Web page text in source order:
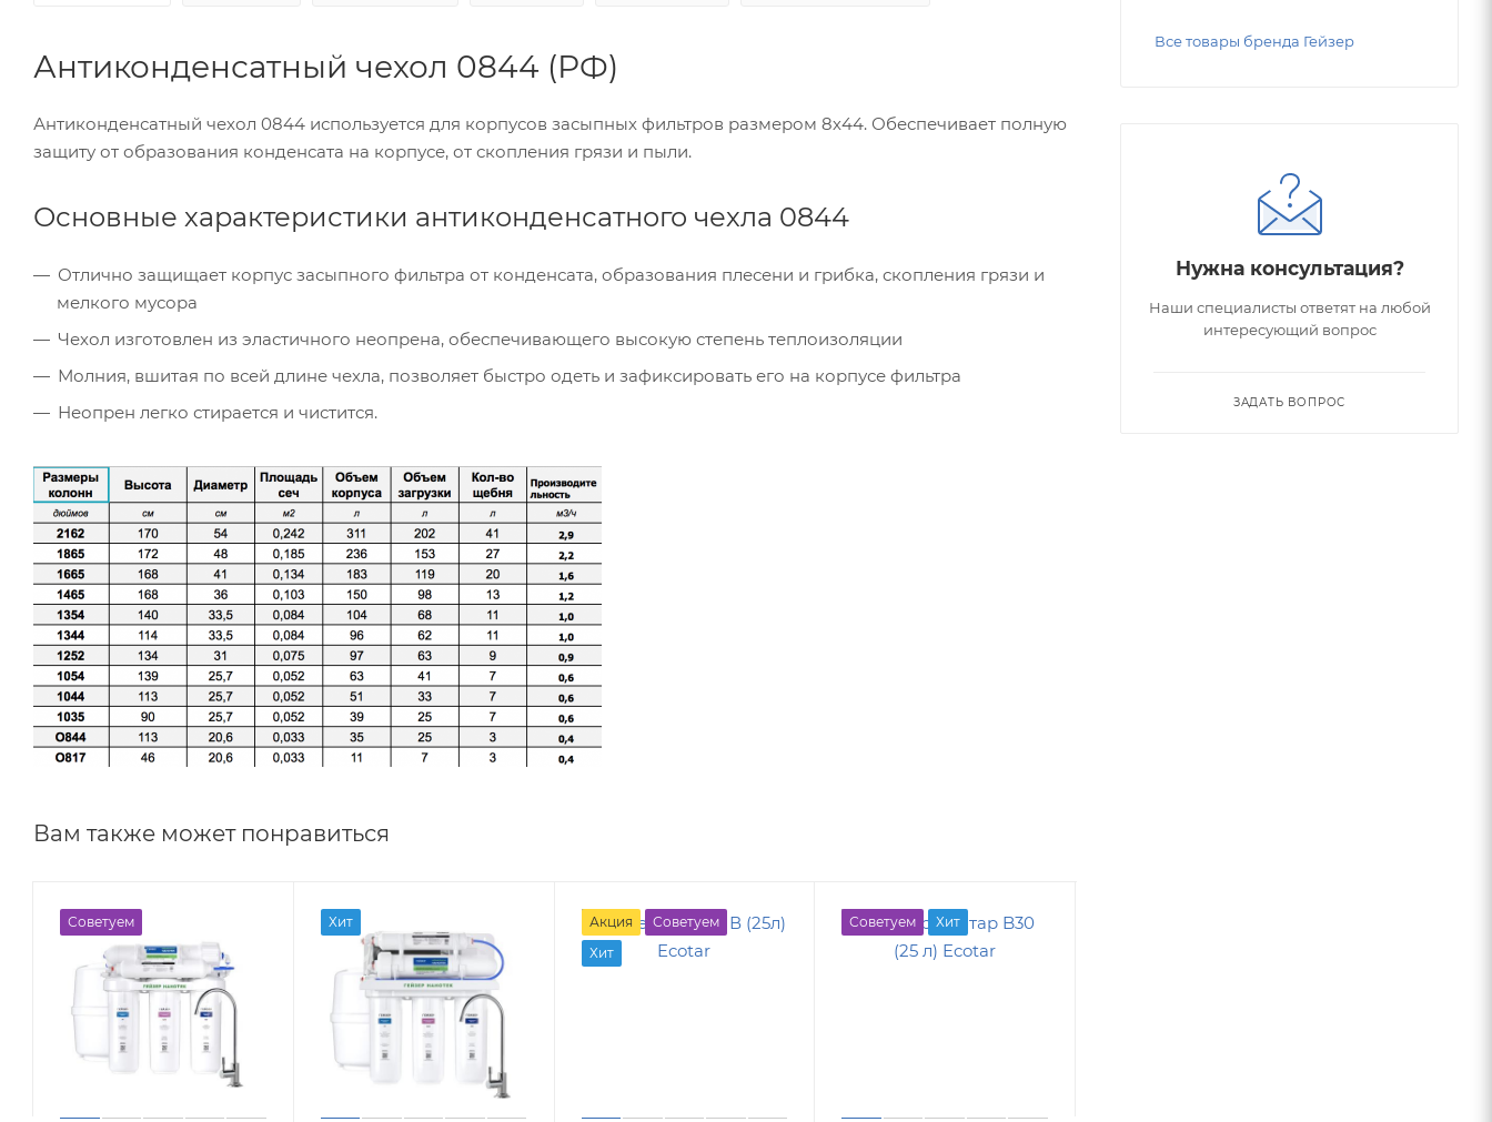
Антиконденсатный чехол 0844 (РФ)
Антиконденсатный чехол 0844 используется для корпусов засыпных фильтров размером 8х44. Обеспечивает полную
защиту от образования конденсата на корпусе, от скопления грязи и пыли.
Основные характеристики антиконденсатного чехла 0844
Отлично защищает корпус засыпного фильтра от конденсата, образования плесени и грибка, скопления грязи и
мелкого мусора
Чехол изготовлен из эластичного неопрена, обеспечивающего высокую степень теплоизоляции
Молния, вшитая по всей длине чехла, позволяет быстро одеть и зафиксировать его на корпусе фильтра
Неопрен легко стирается и чистится.
Вам также может понравиться
Советуем Хит Акция
Советуем
Хит
Советуем Хит
Все товары бренда Гейзер
Нужна консультация?
Наши специалисты ответят на любой
интересующий вопрос
ЗАДАТЬ ВОПРОС